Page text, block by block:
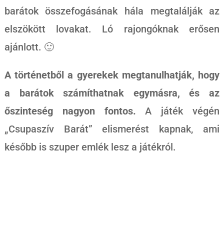
barátok összefogásának hála megtalálják az
elszökött lovakat. Ló rajongóknak erősen
ajánlott. 🙂
A történetből a gyerekek megtanulhatják, hogy
a barátok számíthatnak egymásra, és az
őszinteség nagyon fontos.A játék végén
„Csupaszív Barát” elismerést kapnak, ami
később is szuper emlék lesz a játékról.